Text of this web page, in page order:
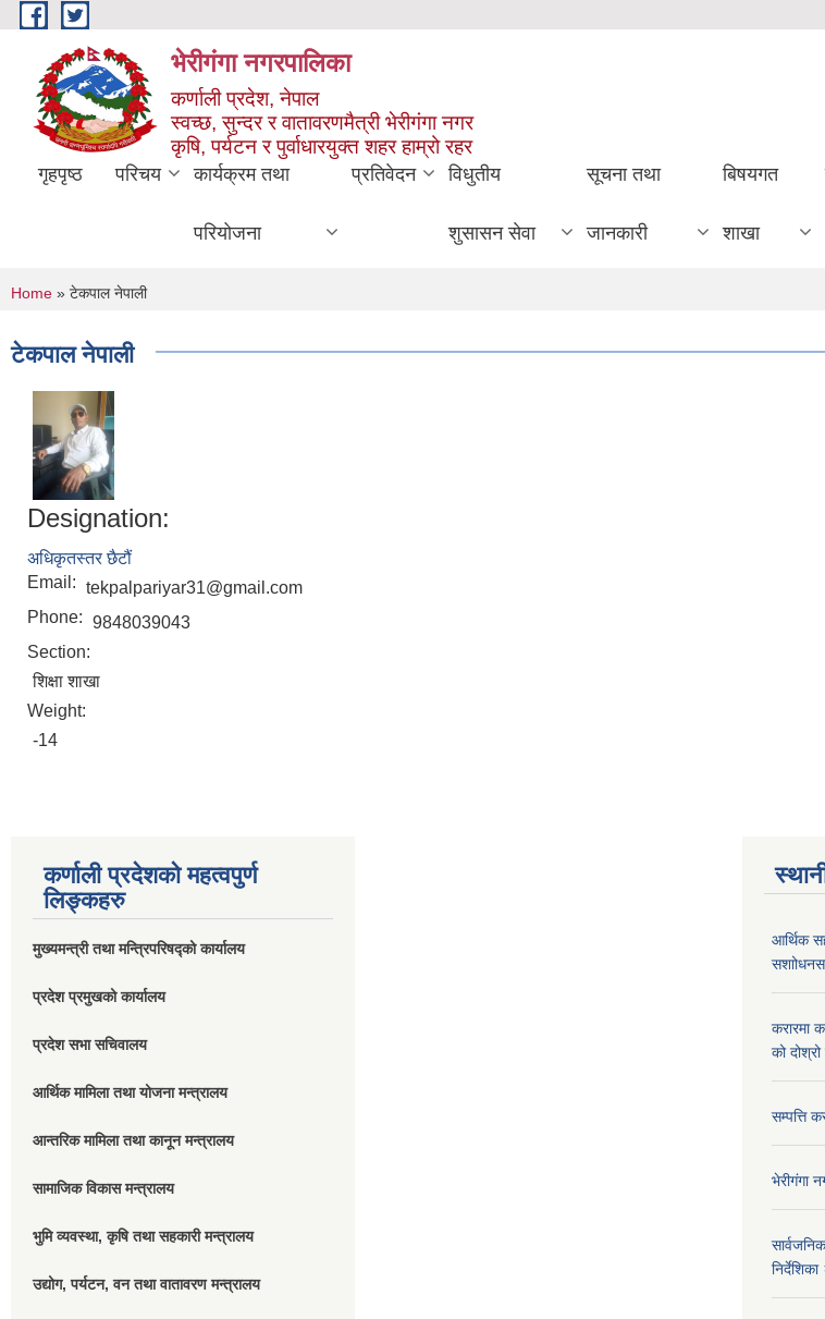
Skip to main content
भेरीगंगा नगरपालिका
कर्णाली प्रदेश, नेपाल
स्वच्छ, सुन्दर र वातावरणमैत्री भेरीगंगा नगर
कृषि, पर्यटन र पुर्वाधारयुक्त शहर हाम्रो रहर
गृहपृष्ठ परिचय कार्यक्रम तथा
परियोजना
प्रतिवेदन विधुतीय
शुसासन सेवा
सूचना तथा
जानकारी
बिषयगत
शाखा
You are here
Home » टेकपाल नेपाली
टेकपाल नेपाली
Designation:
अधिकृतस्तर छैटौं
Email: tekpalpariyar31@gmail.com
Phone: 9848039043
Section:
शिक्षा शाखा
Weight:
-14
कर्णाली प्रदेशको महत्वपुर्ण
लिङ्कहरु
मुख्यमन्त्री तथा मन्त्रिपरिषद्को कार्यालय
प्रदेश प्रमुखको कार्यालय
प्रदेश सभा सचिवालय
आर्थिक मामिला तथा योजना मन्त्रालय
आन्तरिक मामिला तथा कानून मन्त्रालय
सामाजिक विकास मन्त्रालय
भुमि व्यवस्था, कृषि तथा सहकारी मन्त्रालय
उद्योग, पर्यटन, वन तथा वातावरण मन्त्रालय
आर्थिक
करारमा
को
सम्पत्ति
भेरीगंगा